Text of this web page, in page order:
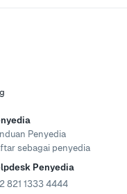
Penyedia
sebagai penyedia
Penyedia
821 1333 4444